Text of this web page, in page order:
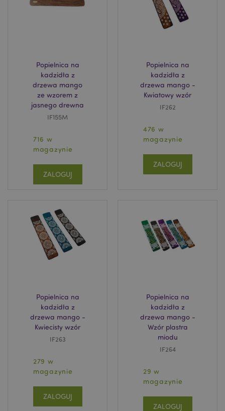
Popielnica na
kadzidła z
drzewa mango
ze wzorem z
jasnego drewna
IF155M
716 w
magazynie
ZALOGUJ
Popielnica na
kadzidła z
drzewa mango -
Kwiatowy wzór
IF262
476 w
magazynie
ZALOGUJ
Popielnica na
kadzidła z
drzewa mango -
Kwiecisty wzór
IF263
279 w
magazynie
ZALOGUJ
Popielnica na
kadzidła z
drzewa mango -
Wzór plastra
miodu
IF264
29 w
magazynie
ZALOGUJ
mage-cache-storage-section-
invalidation
Adobe Inc.
www.puckator.pl
Adobe Inc.
.www.puckator.pl
PHPSESSID
PHP.net
.www.puckator.pl
Google
Privacy Policy